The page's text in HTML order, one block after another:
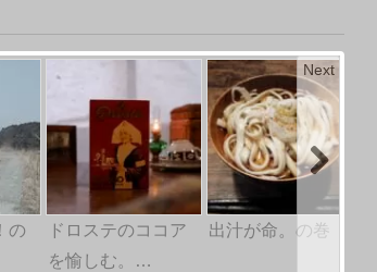
の
ドロステのココア
を愉しむ。…
出汁が命。の巻
Next